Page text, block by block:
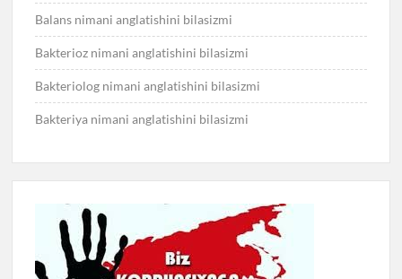
Balans nimani anglatishini bilasizmi
Bakterioz nimani anglatishini bilasizmi
Bakteriolog nimani anglatishini bilasizmi
Bakteriya nimani anglatishini bilasizmi